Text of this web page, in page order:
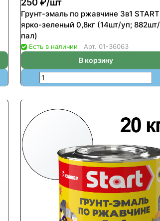
250 ₽/шт
Грунт-эмаль по ржавчине 3в1 START
ярко-зеленый 0,8кг (14шт/уп; 882шт/
пал)
Есть в наличии Арт. 01-36063
В корзину